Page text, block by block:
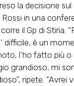
la decisione
in una
il Gp di Stiria.
è un
l’ho fatto più
grandioso, mi
ripete. “Avrei